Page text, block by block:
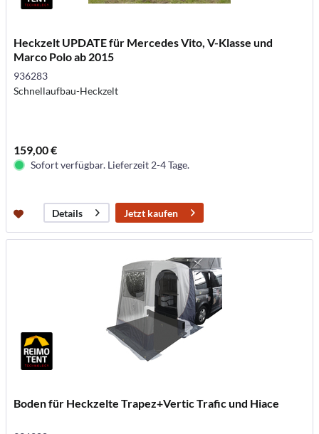
Heckzelt UPDATE für Mercedes Vito, V-Klasse und
Marco Polo ab 2015
936283
Schnellaufbau-Heckzelt
159,00 €
Sofort verfügbar. Lieferzeit 2-4 Tage.
Details Jetzt kaufen
Boden für Heckzelte Trapez+Vertic Trafic und Hiace